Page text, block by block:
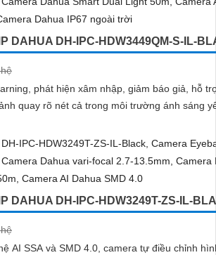
DAHUA DH-IPC-HDW3449QM-S-IL-
phát hiện xâm nhập, giảm báo giả, hỗ
quay rõ nét cả trong môi trường ánh sáng
DAHUA DH-IPC-HDW3249T-ZS-IL-
AI SSA và SMD 4.0, camera tự điều chỉnh